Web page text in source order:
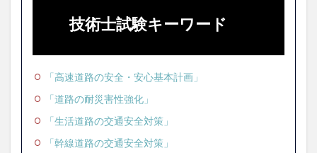
技術士試験キーワード
「高速道路の安全・安心基本計画」
「道路の耐災害性強化」
「生活道路の交通安全対策」
「幹線道路の交通安全対策」